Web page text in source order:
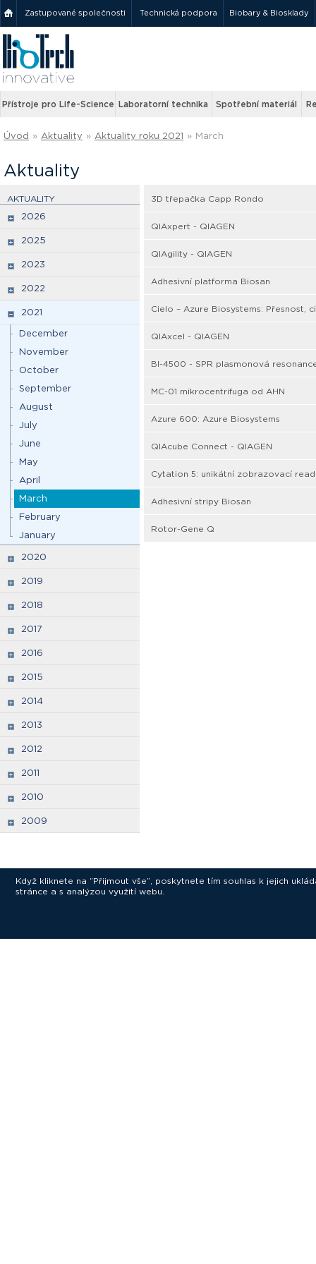
Zastupované společnosti Technická podpora Biobary & Biosklady
Přístroje pro Life-Science Laboratorní technika Spotřební materiál
Úvod » Aktuality » Aktuality roku 2021 » March
Aktuality
AKTUALITY
2026
2025
2023
2022
2021
December
November
October
September
August
July
June
May
April
March
February
January
2020
2019
2018
2017
2016
2015
2014
2013
2012
2011
2010
2009
3D třepačka Capp Rondo
QIAxpert - QIAGEN
QIAgility - QIAGEN
Adhesivní platforma Biosan
Cielo – Azure Biosystems: Přesnost,
QIAxcel - QIAGEN
BI-4500 - SPR plasmonová
MC-01 mikrocentrifuga od AHN
Azure 600: Azure Biosystems
QIAcube Connect - QIAGEN
Cytation 5: unikátní zobrazovací
Adhesivní stripy Biosan
Rotor-Gene Q
Když kliknete na “Přijmout vše”, poskytnete tím souhlas k jejich
stránce a s analýzou využití webu.